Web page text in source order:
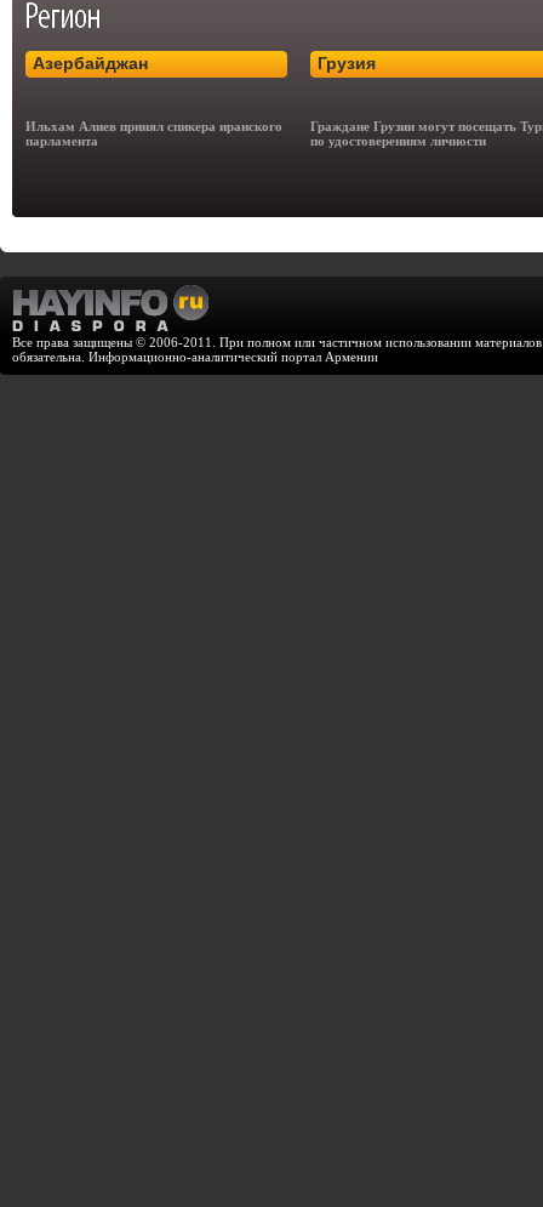
Азербайджан
Ильхам Алиев принял спикера иранского
парламента
Грузия
Граждане Грузии могут посещать
по удостоверениям личности
Все права защищены © 2006-2011. При полном или частичном использовании
обязательна. Информационно-аналитический портал Армении